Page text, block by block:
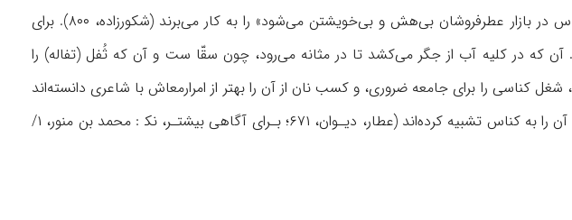
، ۱۲۸- ۱۲۹)؛ در همین خصوص، مثل «کناس در بازار عطرفروشان بی‌هش و بی‌خویشتن می‌شود» را به کار می‌برند (شکورزاده، ۸۰۰). برای
که در کلیه آب از جگر می‌کشد تا در مثانه می‌رود، چون سقّا ست و آن که ثُفل (تفاله) را
(غزالی، ۱/ ۴۲). در مذمت شاعری، شغل کناسی را برای جامعه ضروری، و کسب نان از آن را بهتر از امرارمعاش با شاعری دانسته‌اند
(انوری، ۴۵۴؛ نیز نک‍ : اوحدی، ۵۶۹)؛ نیز، جهان را به مستراح، و اهل آن را به کناس تشبیه کرده‌اند ‌(عطار، دیـوان، ۶۷۱؛ بـرای آگاهی بیشتـر، نک‍ : محمد بن منور، ۱/